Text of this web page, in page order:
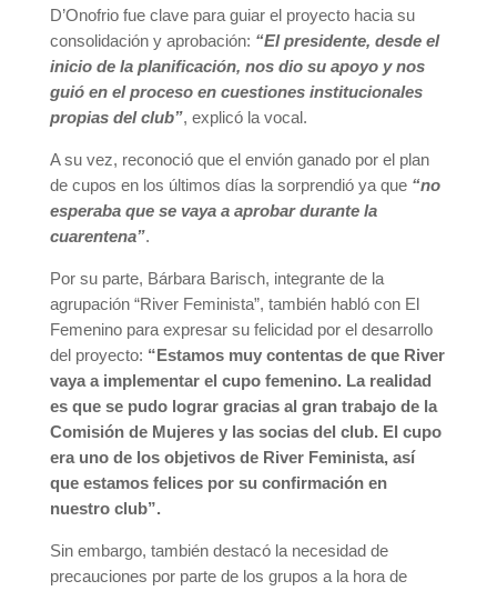
D’Onofrio fue clave para guiar el proyecto hacia su
consolidación y aprobación: “El presidente, desde el
inicio de la planificación, nos dio su apoyo y nos
guió en el proceso en cuestiones institucionales
propias del club”, explicó la vocal.
A su vez, reconoció que el envión ganado por el plan
de cupos en los últimos días la sorprendió ya que “no
esperaba que se vaya a aprobar durante la
cuarentena”.
Por su parte, Bárbara Barisch, integrante de la
agrupación “River Feminista”, también habló con El
Femenino para expresar su felicidad por el desarrollo
del proyecto: “Estamos muy contentas de que River
vaya a implementar el cupo femenino. La realidad
es que se pudo lograr gracias al gran trabajo de la
Comisión de Mujeres y las socias del club. El cupo
era uno de los objetivos de River Feminista, así
que estamos felices por su confirmación en
nuestro club”.
Sin embargo, también destacó la necesidad de
precauciones por parte de los grupos a la hora de